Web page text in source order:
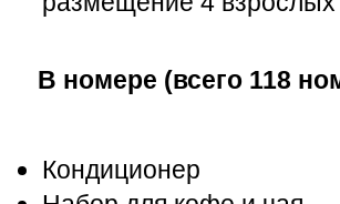
В номере (всего 118
Кондиционер